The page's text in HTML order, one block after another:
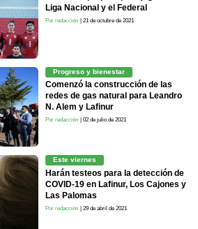
Liga Nacional y el Federal
Por redacción | 21 de octubre de 2021
Progreso y bienestar
Comenzó la construcción de las
redes de gas natural para Leandro
N. Alem y Lafinur
Por redacción | 02 de julio de 2021
Este viernes
Harán testeos para la detección de
COVID-19 en Lafinur, Los Cajones y
Las Palomas
Por redacción | 29 de abril de 2021